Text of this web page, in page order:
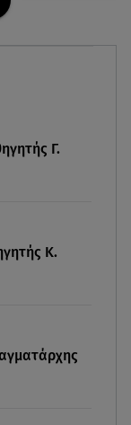
5 περιοχές
δύο
Αυγούστου
Γ.
Κ.